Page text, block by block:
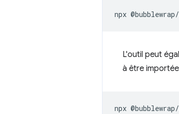
npx
L'outil peut
à être
npx